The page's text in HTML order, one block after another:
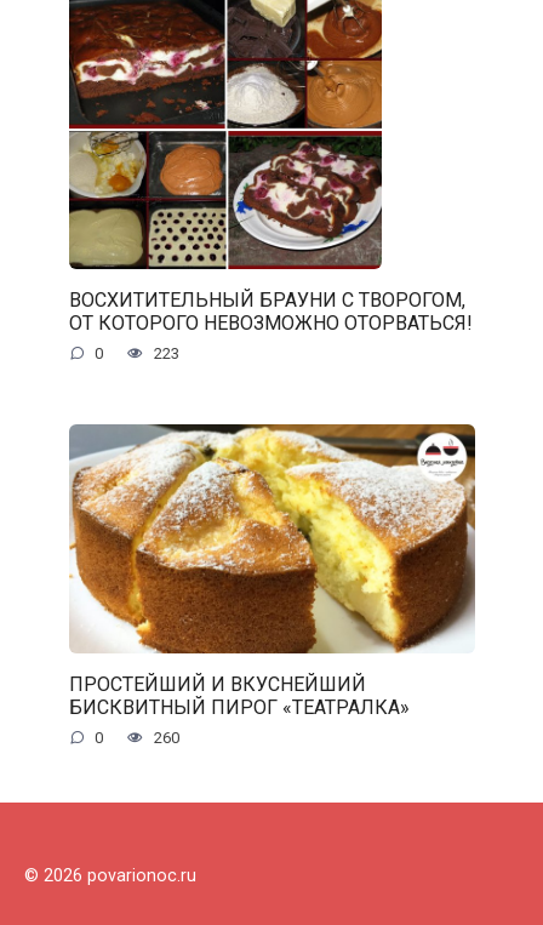
ВОСХИТИТЕЛЬНЫЙ БРАУНИ С ТВОРОГОМ,
ОТ КОТОРОГО НЕВОЗМОЖНО ОТОРВАТЬСЯ!
0 223
ПРОСТЕЙШИЙ И ВКУСНЕЙШИЙ
БИСКВИТНЫЙ ПИРОГ «ТЕАТРАЛКА»
0 260
© 2026 povarionoc.ru